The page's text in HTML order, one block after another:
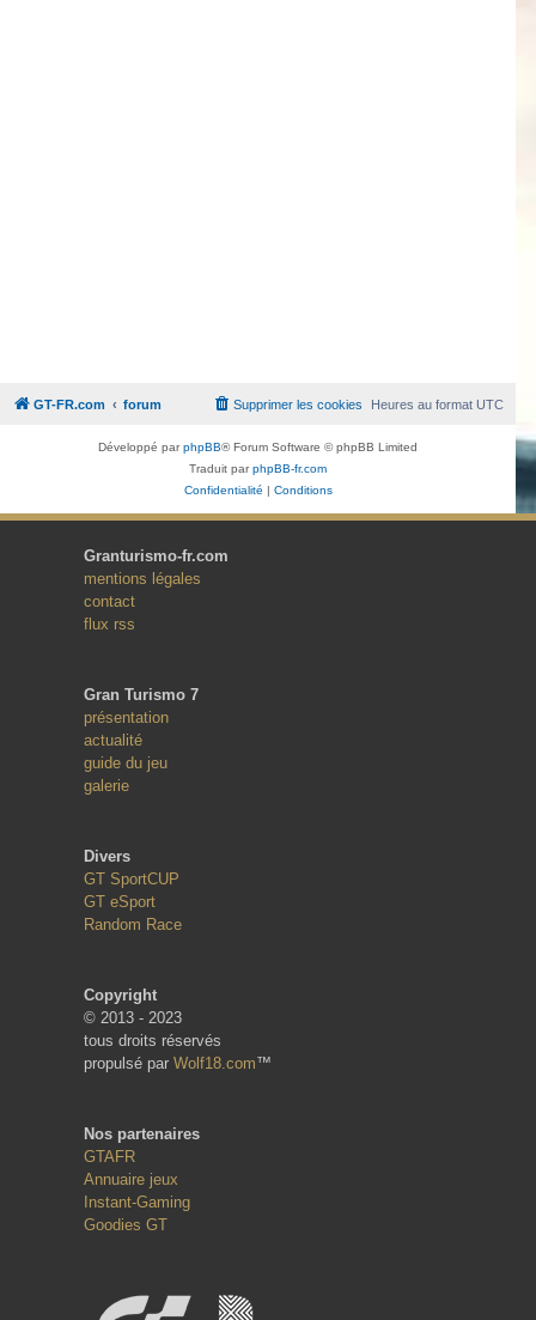
GT-FR.com forum Heures au formatUTC
Supprimer les cookies
Développé parphpBB® Forum Software © phpBB Limited
Traduit parphpBB-fr.com
Confidentialité
Conditions
Granturismo-fr.com
mentions légales
contact
flux rss
Gran Turismo 7
présentation
actualité
guide du jeu
galerie
Divers
GT SportCUP
GT eSport
Random Race
Copyright
© 2013 - 2023
tous droits réservés
propulsé par Wolf18.com™
Nos partenaires
GTAFR
Annuaire jeux
Instant-Gaming
Goodies GT